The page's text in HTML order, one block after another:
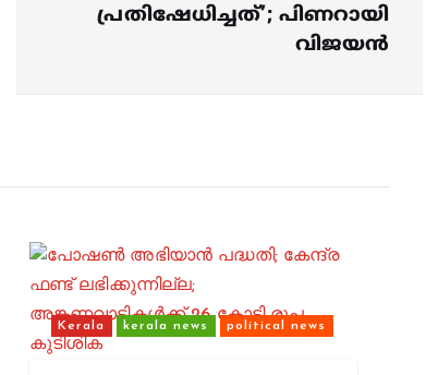
പ്രതിഷേധിച്ചത്’; പിണറായി
വിജയന്‍
Kerala kerala news political news